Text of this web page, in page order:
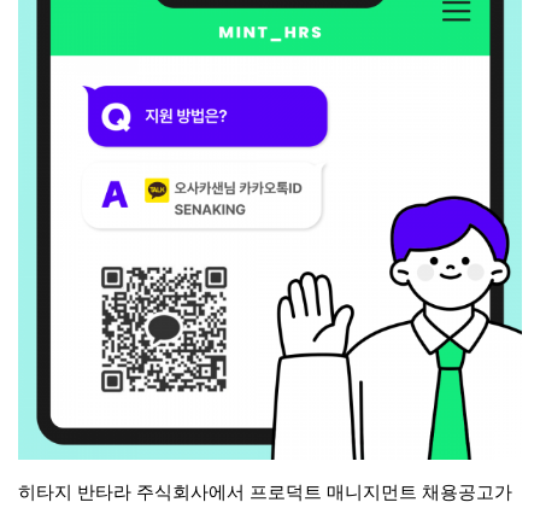
히타지 반타라 주식회사에서 프로덕트 매니지먼트 채용공고가